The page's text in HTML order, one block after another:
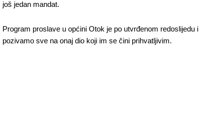
još jedan mandat.
Program proslave u općini Otok je po utvrđenom redoslijedu i
pozivamo sve na onaj dio koji im se čini prihvatljivim.